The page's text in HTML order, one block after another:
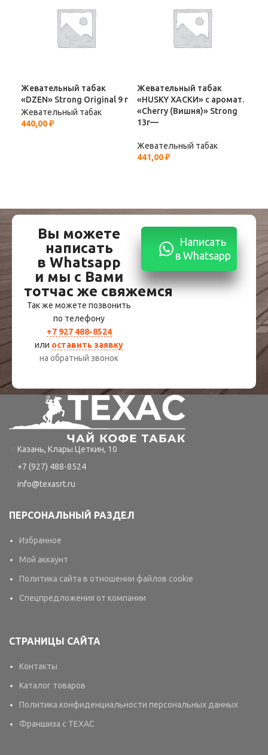
Жевательный табак
«DZEN» Strong Original 9 г
Жевательный табак
440,00₽
Жевательный табак
«HUSKY ХАСКИ» с аромат.
«Cherry (Вишня)» Strong
13г—
Жевательный табак
441,00₽
Вы можете
написать
в Whatsapp
и мы с Вами
тотчас же свяжемся
Так же можете позвонить
по телефону
+7 927 488-8524
или оставить заявку
на обратный звонок
Написать
в Whatsapp
Казань, Клары Цеткин, 10
+7 (927) 488-8524
info@texasrt.ru
ПЕРСОНАЛЬНЫЙ РАЗДЕЛ
Избранное
Мой аккаунт
Политика сайта в отношении файлов cookie
Спецпредложения от компании
СТРАНИЦЫ САЙТА
Контакты
Каталог товаров
Политика конфиденциальности персональных данных
Франшиза с TEXAC